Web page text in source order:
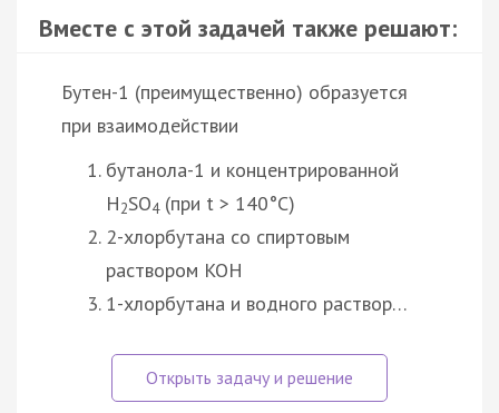
Вместе с этой задачей также решают:
Бутен-1 (преимущественно) образуется
при взаимодействии
бутанола-1 и концентрированной
H2SO4(при t > 140°C)
2-хлорбутана со спиртовым
раствором KOH
1-хлорбутана и водного раствор…